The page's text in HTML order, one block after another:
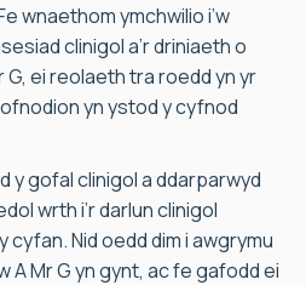
wnaethom ymchwilio i’w
clinigol a’r driniaeth o
ei reolaeth tra roedd yn yr
yn ystod y cyfnod
y gofal clinigol a ddarparwyd
wrth i’r darlun clinigol
cyfan. Nid oedd dim i awgrymu
A Mr G yn gynt, ac fe gafodd ei